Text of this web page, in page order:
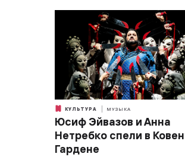
КУЛЬТУРА МУЗЫКА
Юсиф Эйвазов и Анна
Нетребко спели в
Гардене